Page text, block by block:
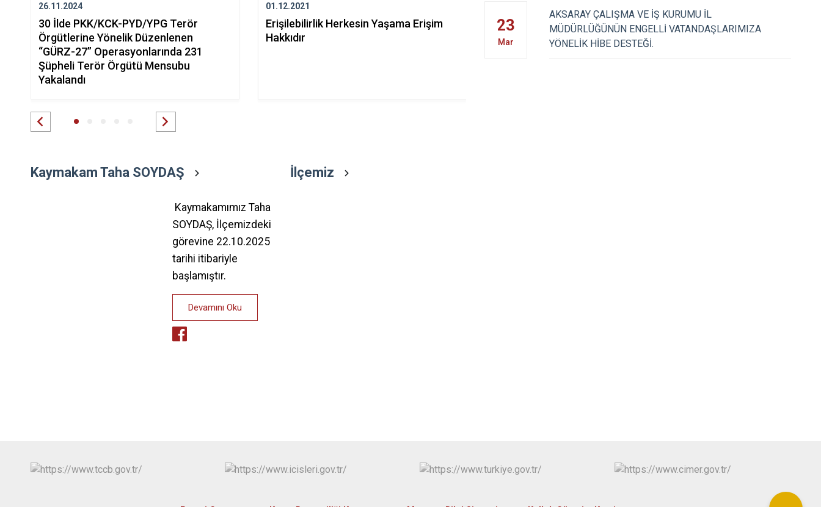
26.11.2024
30 İlde PKK/KCK-PYD/YPG Terör
Örgütlerine Yönelik Düzenlenen
“GÜRZ-27” Operasyonlarında 231
Şüpheli Terör Örgütü Mensubu
Yakalandı
01.12.2021
Erişilebilirlik Herkesin Yaşama Erişim
Hakkıdır
ESKİL İLÇE HIFZISSIHHA KURULU
KARARI...
Otobüs Kazalarının
23
Mar
AKSARAY ÇALIŞMA VE İŞ KURUMU İL
MÜDÜRLÜĞÜNÜN ENGELLİ VATANDAŞLARIMIZA
YÖNELİK HİBE DESTEĞİ.
Kaymakam Taha SOYDAŞ
Kaymakamımız Taha
SOYDAŞ, İlçemizdeki
görevine 22.10.2025
tarihi itibariyle
başlamıştır.
Devamını Oku
İlçemiz